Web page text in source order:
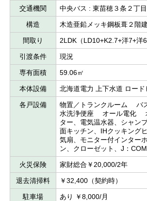
交通機関 中央バス : 東苗穂３条２丁目
構造 木造亜鉛メッキ鋼板葺２階建
間取り 2LDK（LD10+K2.7+洋7+洋6
引渡条件 現況
専有面積 59.06㎡
本体設備 北海道電力 上下水道 ロー
各戸設備
物置／トランクルーム バ
水洗浄便座 オール電化
ター、電気温水器、シャン
面キッチン、IHクッキング
気扇、モニター付インター
ン、クローゼット、J：COM
火災保険 家財総合￥20,000/2年
退去清掃料 ￥32,400（契約時）
駐車場 あり ￥8,000/月